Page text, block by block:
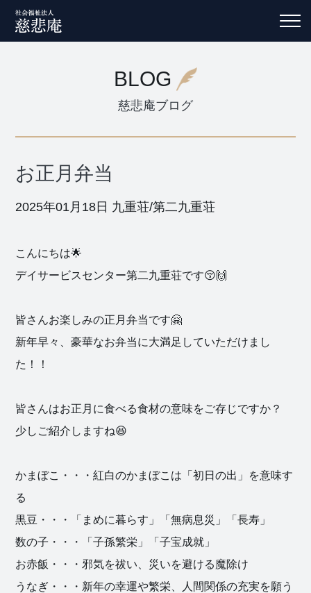
BLOG
慈悲庵ブログ
お正月弁当
2025年01月18日 九重荘/第二九重荘
こんにちは🌟
デイサービスセンター第二九重荘です😚🙌
皆さんお楽しみの正月弁当です🤗
新年早々、豪華なお弁当に大満足していただけまし
た！！
皆さんはお正月に食べる食材の意味をご存じですか？
少しご紹介しますね😆
かまぼこ・・・紅白のかまぼこは「初日の出」を意味す
る
黒豆・・・「まめに暮らす」「無病息災」「長寿」
数の子・・・「子孫繁栄」「子宝成就」
お赤飯・・・邪気を祓い、災いを避ける魔除け
うなぎ・・・新年の幸運や繁栄、人間関係の充実を願う